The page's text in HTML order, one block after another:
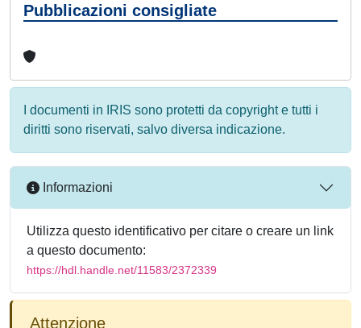
Pubblicazioni consigliate
I documenti in IRIS sono protetti da copyright e tutti i
diritti sono riservati, salvo diversa indicazione.
Informazioni
Utilizza questo identificativo per citare o creare un link
a questo documento:
https://hdl.handle.net/11583/2372339
Attenzione